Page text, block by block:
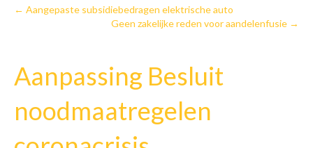
← Aangepaste subsidiebedragen elektrische auto
Geen zakelijke reden voor aandelenfusie →
Aanpassing Besluit
noodmaatregelen